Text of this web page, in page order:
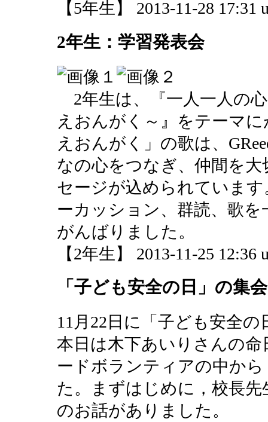
【5年生】 2013-11-28 17:31
2年生：学習発表会
2年生は、『一人一人の
えおんがく～』をテーマ
えおんがく」の歌は、
なの心をつなぎ、仲間を
セージが込められていま
ーカッション、群読、歌
がんばりました。
【2年生】 2013-11-25 12:36
「子ども安全の日」の集会
11月22日に「子ども安全
本日は木下あいりさんの
ードボランティアの中か
た。まずはじめに，校長
のお話がありました。